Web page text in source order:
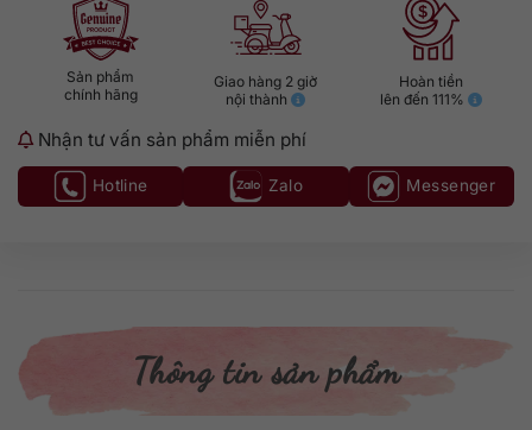
Sản phẩm
chính hãng
Giao hàng 2 giờ
nội thành
Hoàn tiền
lên đến 111%
Nhận tư vấn sản phẩm miễn phí
Hotline Zalo Messenger
Thông tin sản phẩm